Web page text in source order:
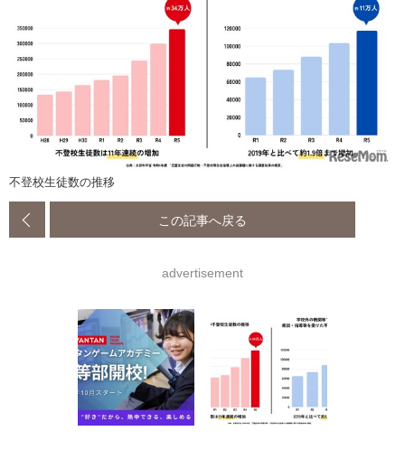
不登校生徒数の推移
この記事へ戻る
advertisement